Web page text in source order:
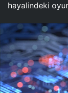
hayalindeki